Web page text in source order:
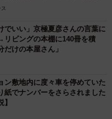
でいい」京極夏彦さんの言葉に
ビングの本棚に140冊を積
けの本屋さん」
ン敷地内に度々車を停めていた
紙でナンバーをさらされました